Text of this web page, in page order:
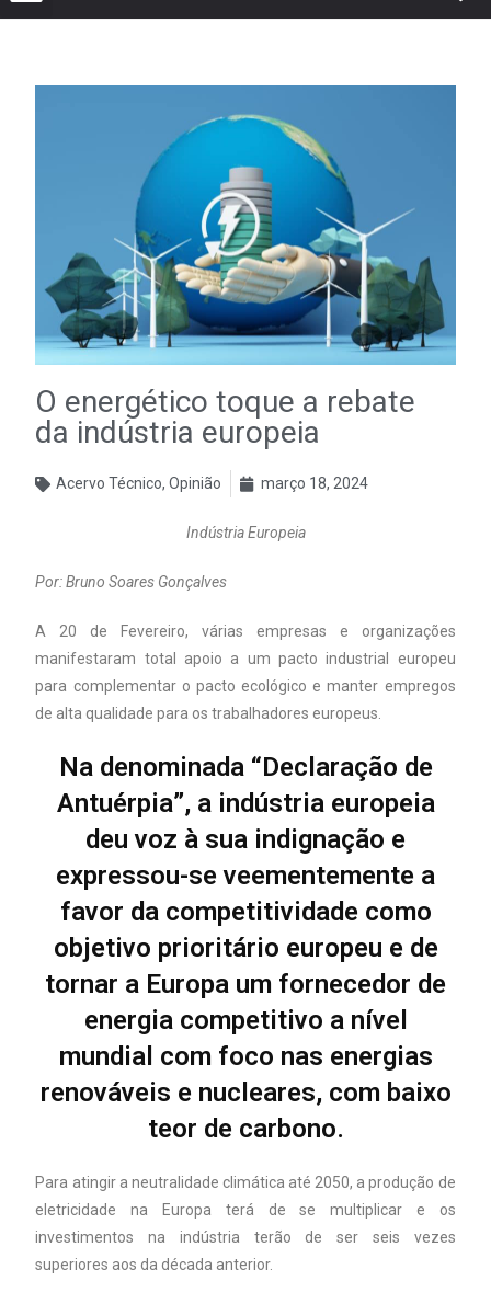
O energético toque a rebate
da indústria europeia
Acervo Técnico,Opinião março 18, 2024
Indústria Europeia
Por: Bruno Soares Gonçalves
A 20 de Fevereiro, várias empresas e organizações
manifestaram total apoio a um pacto industrial europeu
para complementar o pacto ecológico e manter empregos
de alta qualidade para os trabalhadores europeus.
Na denominada “Declaração de
Antuérpia”, a indústria europeia
deu voz à sua indignação e
expressou-se veementemente a
favor da competitividade como
objetivo prioritário europeu e de
tornar a Europa um fornecedor de
energia competitivo a nível
mundial com foco nas energias
renováveis e nucleares, com baixo
teor de carbono.
Para atingir a neutralidade climática até 2050, a produção de
eletricidade na Europa terá de se multiplicar e os
investimentos na indústria terão de ser seis vezes
superiores aos da década anterior.